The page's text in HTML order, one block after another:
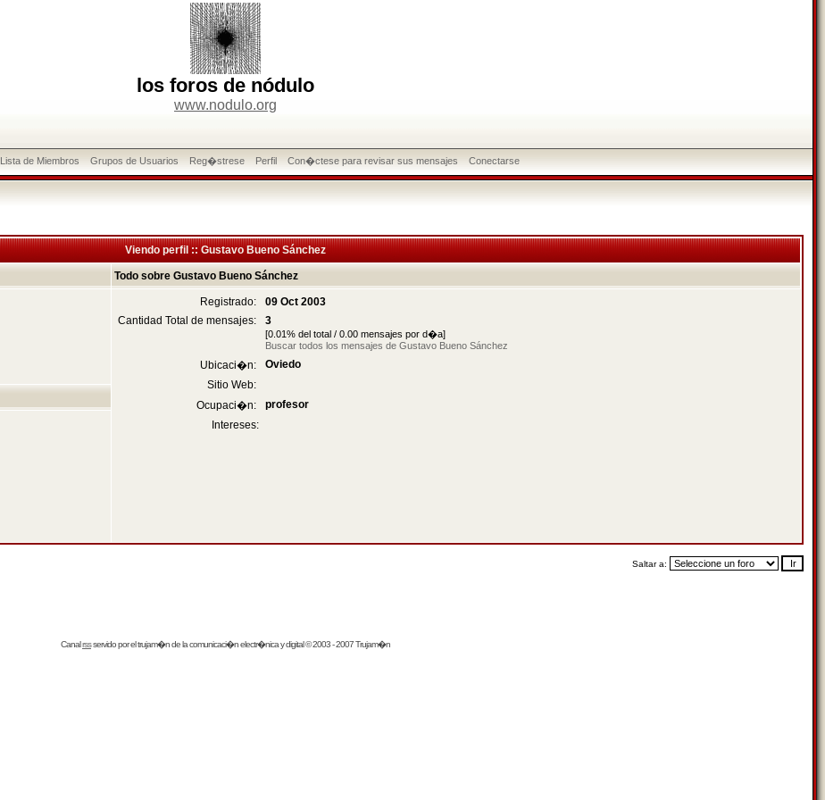
los foros de nódulo
www.nodulo.org
Lista de Miembros Grupos de Usuarios Reg�strese Perfil Con�ctese para revisar sus mensajes Conectarse
Viendo perfil :: Gustavo Bueno Sánchez
Todo sobre Gustavo Bueno Sánchez
Registrado:
09 Oct 2003
Cantidad Total de mensajes:
3
[0.01% del total / 0.00 mensajes por d�a]
Buscar todos los mensajes de Gustavo Bueno Sánchez
Ubicaci�n:
Oviedo
Sitio Web:
Ocupaci�n:
profesor
Intereses:
Saltar a:
Canalrssservido por eltrujam�nde la comunicaci�n electr�nica y digital © 2003 - 2007 Trujam�n